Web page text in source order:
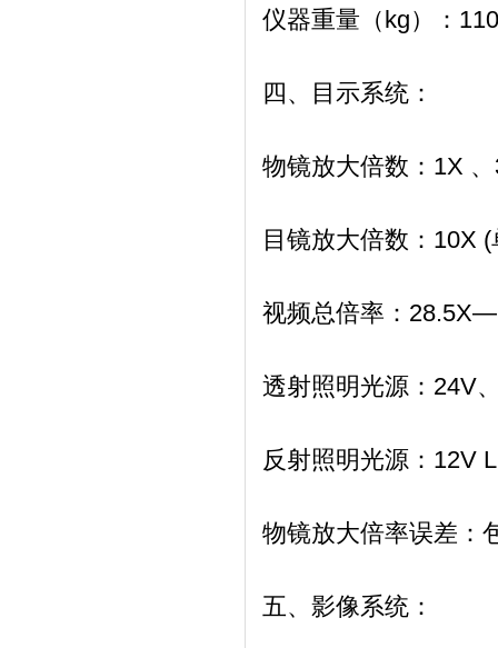
仪器重量（kg）： 110
四、目示系统：
物镜放大倍数： 1X
目镜放大倍数： 10X
视频总倍率：
透射照明光源： 24V
反射照明光源： 12V
物镜放大倍率误差：
五、影像系统：